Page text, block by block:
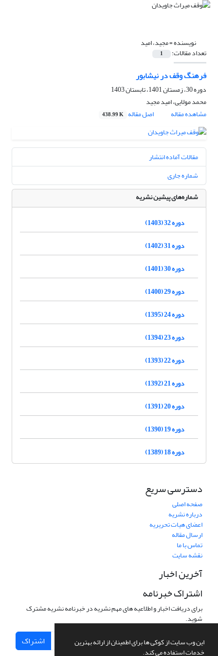
این وب سایت از کوکی ها برای اطمینان از ارائه بهترین
خدمات استفاده می کند.
نویسنده =مجید، امید
تعداد مقالات: 1
فرهنگ وقف در نیشابور
دوره 30، زمستان 1401، تابستان 1403
محمد مولایی، امید مجید
مشاهده مقاله
اصل مقاله 438.99 K
مقالات آماده انتشار
شماره جاری
شماره‌های پیشین نشریه
دوره 32 (1403)
دوره 31 (1402)
دوره 30 (1401)
دوره 29 (1400)
دوره 24 (1395)
دوره 23 (1394)
دوره 22 (1393)
دوره 21 (1392)
دوره 20 (1391)
دوره 19 (1390)
دوره 18 (1389)
دسترسی سریع
صفحه اصلی
درباره نشریه
اعضای هیات تحریریه
ارسال مقاله
تماس با ما
نقشه سایت
آخرین اخبار
اشتراک خبرنامه
برای دریافت اخبار و اطلاعیه های مهم نشریه در خبرنامه نشریه مشترک
شوید.
اشتراک